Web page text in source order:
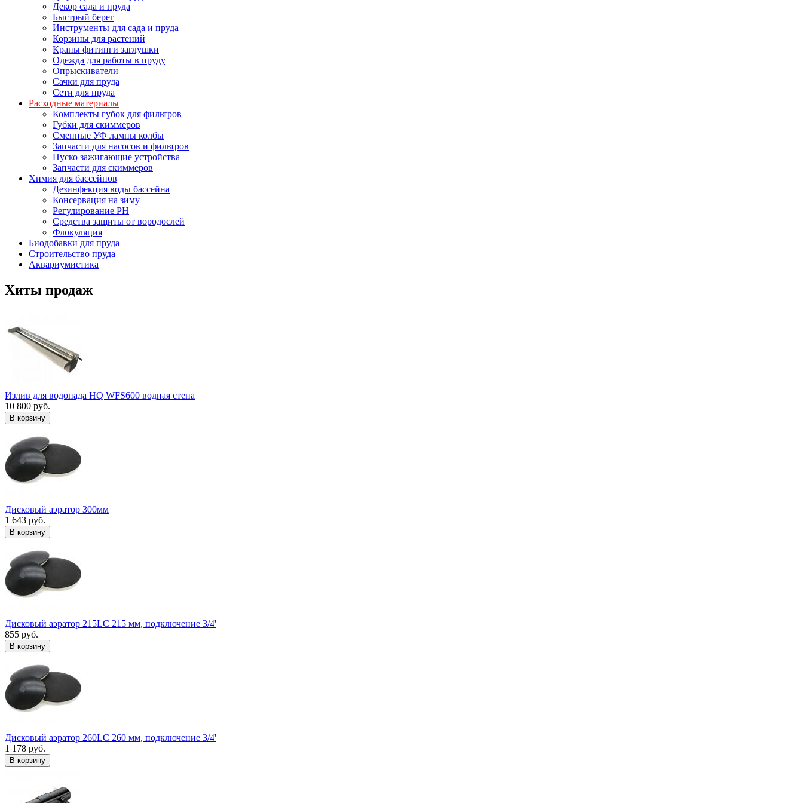
Декор сада и пруда
Быстрый берег
Инструменты для сада и пруда
Корзины для растений
Краны фитинги заглушки
Одежда для работы в пруду
Опрыскиватели
Сачки для пруда
Сети для пруда
Расходные материалы
Комплекты губок для фильтров
Губки для скиммеров
Сменные УФ лампы колбы
Запчасти для насосов и фильтров
Пуско зажигающие устройства
Запчасти для скиммеров
Химия для бассейнов
Дезинфекция воды бассейна
Консервация на зиму
Регулирование PH
Средства защиты от вородослей
Флокуляция
Биодобавки для пруда
Строительство пруда
Аквариумистика
Хиты продаж
Излив для водопада HQ WFS600 водная стена
10 800 руб.
В корзину
Дисковый аэратор 300мм
1 643 руб.
В корзину
Дисковый аэратор 215LC 215 мм, подключение 3/4'
855 руб.
В корзину
Дисковый аэратор 260LC 260 мм, подключение 3/4'
1 178 руб.
В корзину